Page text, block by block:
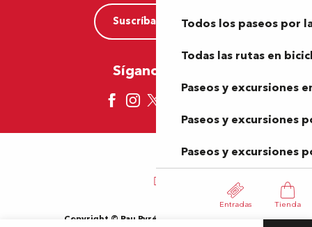
Todos los paseos por
Todas las rutas en
Paseos y excursiones
Paseos y excursiones
Paseos y excursiones
Entradas Tienda
Suscríbase ahora
Síganos aquí
Copyright © Pau Pyrénées Tourisme 2024